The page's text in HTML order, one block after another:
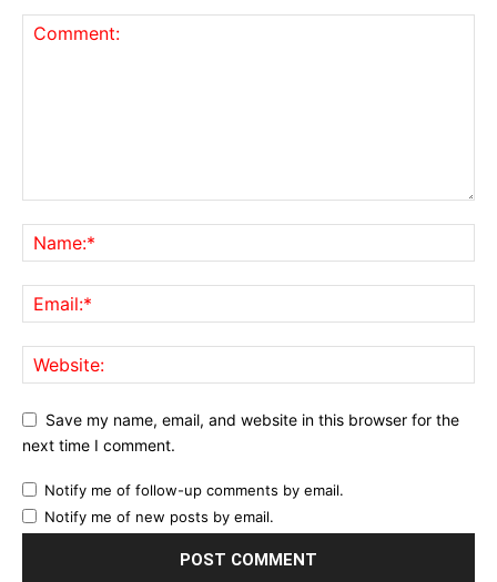
Save my name, email, and website in this browser for the
next time I comment.
Notify me of follow-up comments by email.
Notify me of new posts by email.